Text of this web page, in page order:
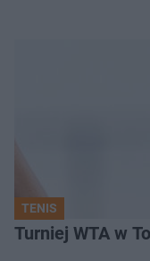
TENIS
Turniej WTA w